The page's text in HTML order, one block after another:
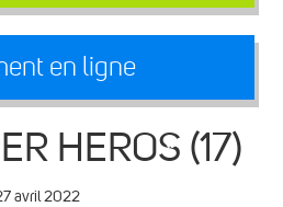
en ligne
HEROS (17)
avril 2022